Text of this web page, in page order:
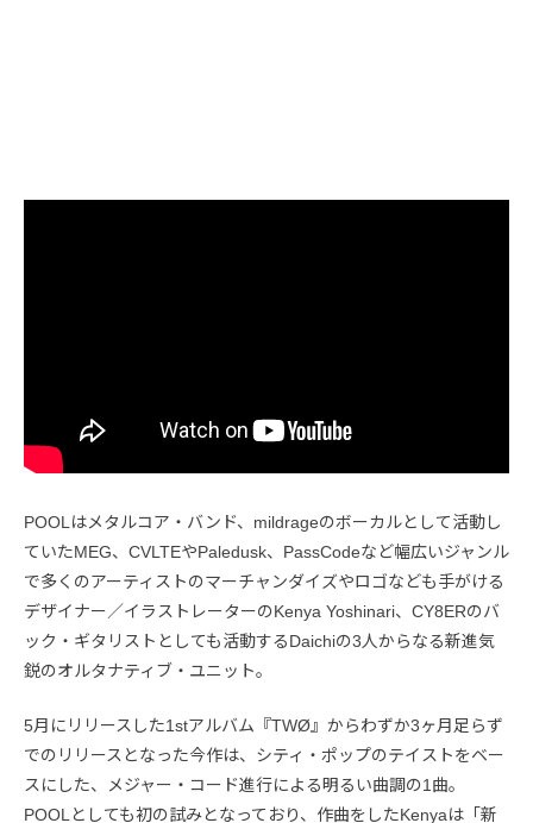
POOLはメタルコア・バンド、mildrageのボーカルとして活動し
ていたMEG、CVLTEやPaledusk、PassCodeなど幅広いジャンル
で多くのアーティストのマーチャンダイズやロゴなども手がける
デザイナー／イラストレーターのKenya Yoshinari、CY8ERのバ
ック・ギタリストとしても活動するDaichiの3人からなる新進気
鋭のオルタナティブ・ユニット。
5月にリリースした1stアルバム『TWØ』からわずか3ヶ月足らず
でのリリースとなった今作は、シティ・ポップのテイストをベー
スにした、メジャー・コード進行による明るい曲調の1曲。
POOLとしても初の試みとなっており、作曲をしたKenyaは「新